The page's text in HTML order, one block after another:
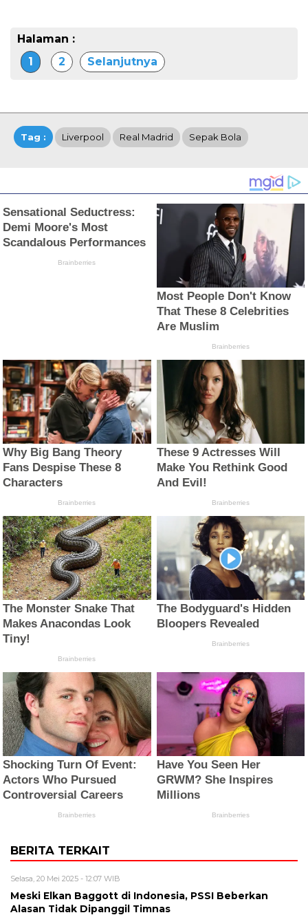
Halaman :
1
2 Selanjutnya
Tag : Liverpool Real Madrid Sepak Bola
BERITA TERKAIT
Selasa, 20 Mei 2025 - 12:07 WIB
Meski Elkan Baggott di Indonesia, PSSI Beberkan
Alasan Tidak Dipanggil Timnas